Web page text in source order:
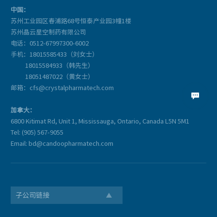

中国：
苏州工业园区春浦路68号恒泰产业园3幢1楼
苏州晶云星空制药有限公司
电话：0512-67997300-6002
手机：18015585433（刘女士）
18015584933（韩先生）
18051487022（黄女士）
邮箱：cfs@crystalpharmatech.com
加拿大：
6800 Kitimat Rd, Unit 1, Mississauga, Ontario, Canada L5N 5M1
Tel: (905) 567-9055
Email: bd@candoopharmatech.com
子公司链接